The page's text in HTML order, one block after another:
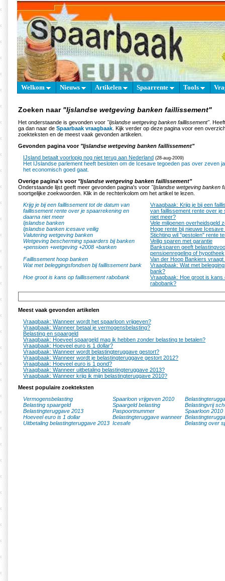
Welkom Nieuws Artikelen Spaarrente Tools
Zoeken naar "Ijslandse wetgeving banken faillissement"
Het onderstaande is gevonden voor "Ijslandse wetgeving banken faillissement".
ga dan naar de Spaarbaak vraagbaak . Kijk verder op deze pagina voor een
zoekteksten en de meest vaak gevonden artikelen.
Gevonden pagina voor "Ijslandse wetgeving banken faillissement"
IJsland betaalt voorlopig nog niet terug aan Nederland (28-aug-2009)
Het IJslandse parlement heeft besloten om de Icesave tegoeden pas over zeven
het economisch goed gaat.
Overige pagina's voor "Ijslandse wetgeving banken faillissement"
Onderstaande lijst geeft meer gevonden pagina's voor "Ijslandse wetgeving banken
soortgelijke zoekwoorden. Klik in de rechterkolom om het artikel te lezen.
Krijg je bij een faillissement tot de datum van
faillissement rente over je spaarrekening en
daarna niet meer
Vraagbaak: Krijg je bij een
van faillissement rente over
niet meer?
Ijslandse banken
Vele miljoenen overheidsgeld
Ijslandse banken icesave veilig
Hoge rente bij nieuwe
Valutering wetgeving banken
Stichting wil "gestolen" rente
Wetgeving bescherming spaarders bij banken
Veilig sparen met garantie
+pensioen +wetgeving +2008 +banken
Banksparen geeft
pensioenregeling of hypotheek
Faillissement hoop banken
Van der Hoop Bankiers vraagt
Wat met beleggingsfondsen bij faillissement bank
Vraagbaak: Wat met
bank?
Hoe groot is kans op faillissement rabobank
Vraagbaak: Hoe groot is kans
rabobank?
Meest vaak gevonden artikelen
Vraagbaak: Wanneer wordt het spaarloon vrijgeven?
Vraagbaak: Wanneer betaal je vermogensbelasting?
Belasting en spaargeld
Vraagbaak: Hoeveel spaargeld mag ik hebben zonder belasting te betalen?
Vraagbaak: Hoeveel euro is 1 dollar?
Vraagbaak: Wanneer wordt belastingteruggave gestort?
Vraagbaak: Wanneer wordt je belastingteruggave gestort 2012?
Vraagbaak: Hoeveel euro is 1 pond?
Vraagbaak: Wanneer uitbetaling belastingteruggave 2013?
Vraagbaak: Wanneer krijg ik mijn belastingteruggave 2010?
Meest populaire zoekteksten
Vermogensbelasting
Spaarloon vrijgeven 2010
Belasting spaargeld
Spaargeld belasting
Belastingvrij
Belastingteruggave 2013
Paspoortnummer
Spaarloon 2010
Hoeveel euro is 1 dollar
Belastingteruggave wanneer
Uitbetaling belastingteruggave 2013 Icesafe Belasting over